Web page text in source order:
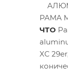
РАМА
ЧТО
XC